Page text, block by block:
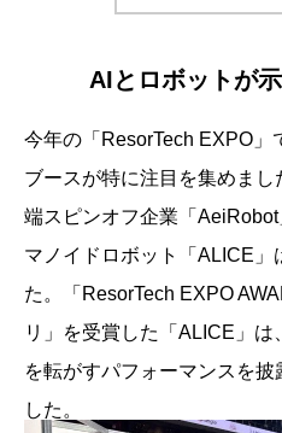
AIとロボットが
今年の「ResorTech EXPO」
ブースが特に注目を集めま
端スピンオフ企業「
マノイドロボット「ALICE」
た。「ResorTech EXPO
リ」を受賞した「ALICE」
を転がすパフォーマンスを
した。